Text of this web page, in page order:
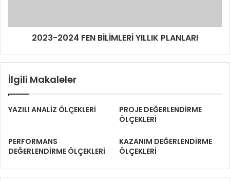
2023-2024 FEN BİLİMLERİ YILLIK PLANLARI
İlgili Makaleler
YAZILI ANALİZ ÖLÇEKLERİ
PROJE DEĞERLENDİRME
ÖLÇEKLERİ
PERFORMANS
DEĞERLENDİRME ÖLÇEKLERİ
KAZANIM DEĞERLENDİRME
ÖLÇEKLERİ